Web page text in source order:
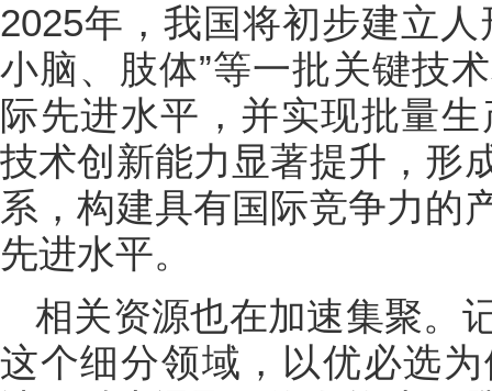
2025年，我国将初步建立
小脑、肢体”等一批关键技
际先进水平，并实现批量
技术创新能力显著提升，形
系，构建具有国际竞争力的
先进水平。
相关资源也在加速集聚。
这个细分领域，以优必选